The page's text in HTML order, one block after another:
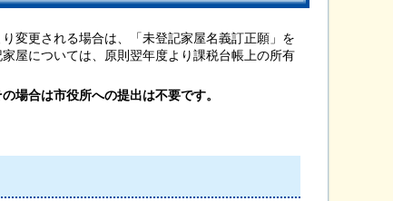
変更される場合は、「未登記家屋名義訂正願」を
屋については、原則翌年度より課税台帳上の所有
場合は市役所への提出は不要です。